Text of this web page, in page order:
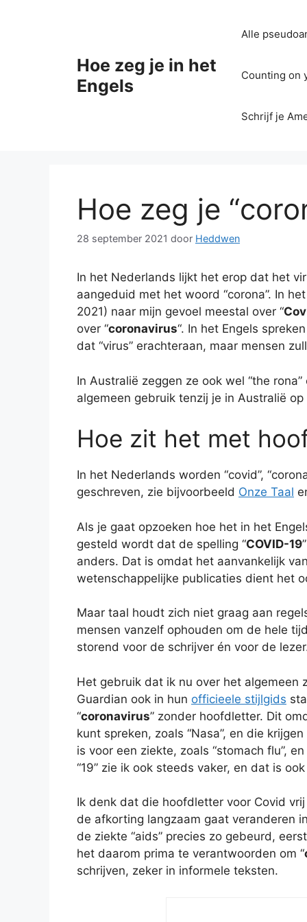
Hoe zeg je in het
Engels
Alle
Counting on
Schrijf je
Hoe zeg je
28 september 2021 door Heddwen
In het Nederlands lijkt het erop dat het
aangeduid met het woord “corona”. In
2021) naar mijn gevoel meestal over “
over “coronavirus“. In het Engels
dat “virus” erachteraan, maar mensen
In Australië zeggen ze ook wel “the
algemeen gebruik tenzij je in Australië
Hoe zit het met
In het Nederlands worden “covid”,
geschreven, zie bijvoorbeeld Onze Taal
Als je gaat opzoeken hoe het in het
gesteld wordt dat de spelling “COVID-19
anders. Dat is omdat het aanvankelijk
wetenschappelijke publicaties dient het
Maar taal houdt zich niet graag aan
mensen vanzelf ophouden om de hele
storend voor de schrijver én voor de
Het gebruik dat ik nu over het algemeen
Guardian ook in hun officieele stijlgids
“coronavirus” zonder hoofdletter. Dit
kunt spreken, zoals “Nasa”, en die
is voor een ziekte, zoals “stomach flu”,
“19” zie ik ook steeds vaker, en dat is
Ik denk dat die hoofdletter voor Covid
de afkorting langzaam gaat veranderen
de ziekte “aids” precies zo gebeurd, eerst
het daarom prima te verantwoorden om “
schrijven, zeker in informele teksten.